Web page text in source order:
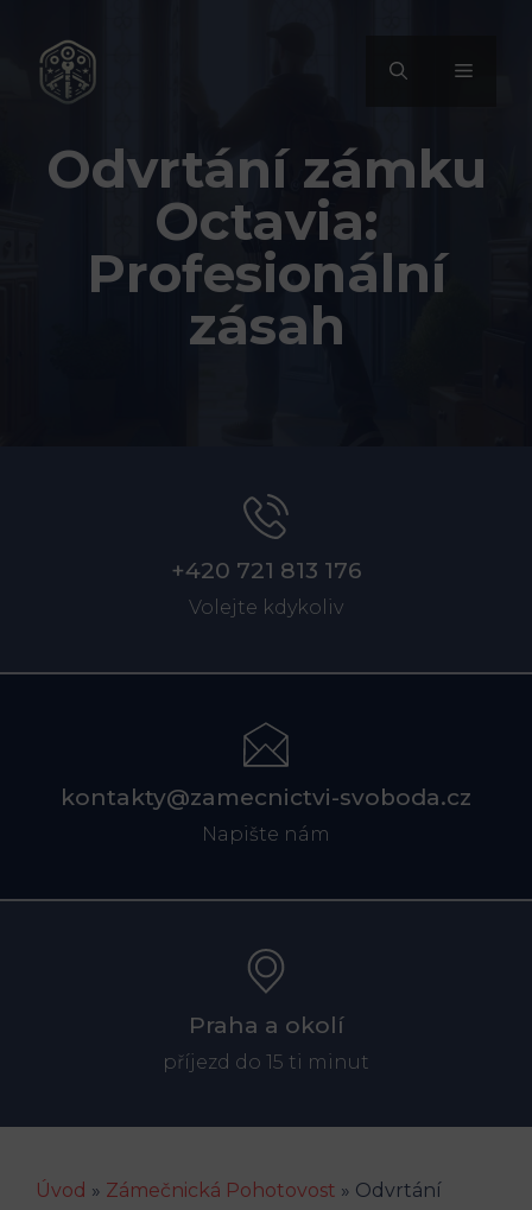
obsah
MENU
Odvrtání zámku
Octavia:
Profesionální
zásah
+420 721 813 176
Volejte kdykoliv
kontakty@zamecnictvi-svoboda.cz
Napište nám
Praha a okolí
příjezd do 15 ti minut
Úvod » Zámečnická Pohotovost » Odvrtání